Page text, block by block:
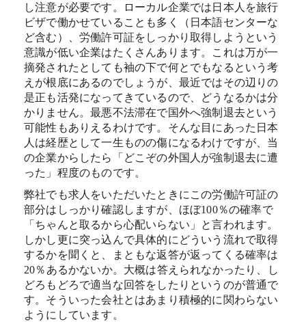
し注意が必要です。ローカル企業では日本人を旅行
ビザで働かせていることも多く（日本語センターな
ど含む）、労働許可証をしっかり取得しようという
意識が低い企業はたくさんあります。これは万が一
摘発されたとしても袖の下で何とでもなるという考
えが根底にあるのでしょうが、最近ではその辺りの
是正も活発になってきているので、どうなるかは分
かりません。最悪不法滞在で国外へ強制退去という
可能性もありえるわけです。そんな目にあった日本
人は経歴として一生ものの傷になるわけですが、当
の企業からしたら「どこぞの外国人が強制退去に遭
った」程度のものです。
弊社でも求人をいただいたときにこの労働許可証の
部分はしっかり確認しますが、ほぼ100％の確率で
「ちゃんと取るから心配いらない」と言われます。
しかし更に突っ込んで具体的にどういう流れで取得
するかを聞くと、まともな返答が返ってくる確率は
20％あるかないか。大概は答えられなかったり、し
どろもどろで適当な回答をしたりというのが普通で
す。そういった会社とはあまり積極的に関わらない
ようにしています。